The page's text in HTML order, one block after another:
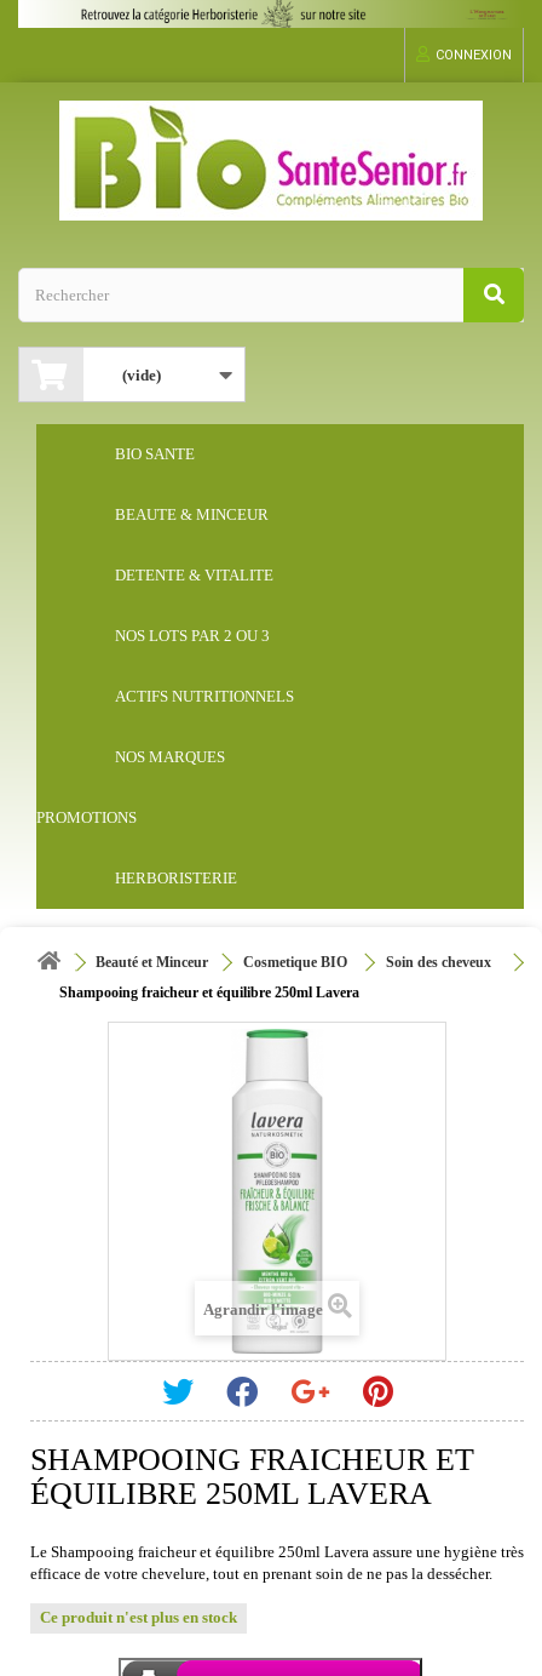
CONNEXION
(vide)
BIO SANTE
BEAUTE & MINCEUR
DETENTE & VITALITE
NOS LOTS PAR 2 OU 3
ACTIFS NUTRITIONNELS
NOS MARQUES
PROMOTIONS
HERBORISTERIE
Beauté et Minceur Cosmetique BIO
Soin des cheveux
Shampooing fraicheur et équilibre 250ml Lavera
Agrandir l'image
SHAMPOOING FRAICHEUR ET
ÉQUILIBRE 250ML LAVERA
Le Shampooing fraicheur et équilibre 250ml Lavera assure une hygiène très
efficace de votre chevelure, tout en prenant soin de ne pas la dessécher.
Ce produit n'est plus en stock